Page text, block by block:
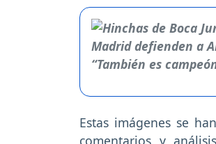
Estas imágenes se
comentarios y